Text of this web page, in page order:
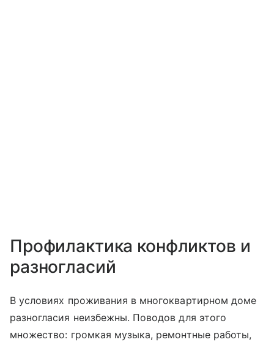
Профилактика конфликтов и
разногласий
В условиях проживания в многоквартирном доме
разногласия неизбежны. Поводов для этого
множество: громкая музыка, ремонтные работы,